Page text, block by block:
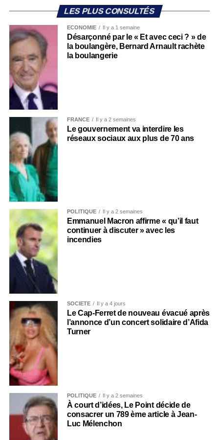
LES PLUS CONSULTÉS
ECONOMIE Il y a 1 semaine
Désarçonné par le « Et avec ceci ? » de
la boulangère, Bernard Arnault rachète
la boulangerie
FRANCE Il y a 2 semaines
Le gouvernement va interdire les
réseaux sociaux aux plus de 70 ans
POLITIQUE Il y a 2 semaines
Emmanuel Macron affirme « qu’il faut
continuer à discuter » avec les
incendies
SOCIÉTÉ Il y a 4 jours
Le Cap-Ferret de nouveau évacué après
l’annonce d’un concert solidaire d’Afida
Turner
POLITIQUE Il y a 2 semaines
À court d’idées, Le Point décide de
consacrer un 789 ème article à Jean-
Luc Mélenchon